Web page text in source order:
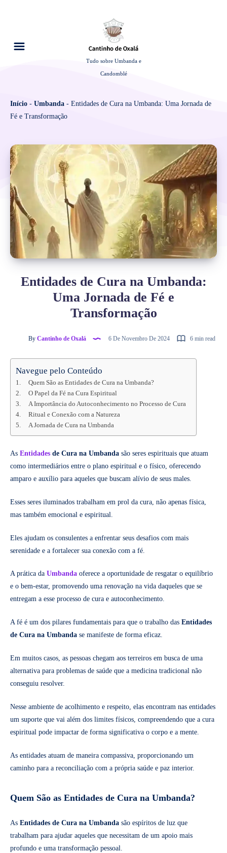
Tudo sobre Umbanda e
Candomblé
Início - Umbanda - Entidades de Cura na Umbanda: Uma Jornada de
Fé e Transformação
Entidades de Cura na Umbanda:
Uma Jornada de Fé e
Transformação
By Cantinho de Oxalá 6 De Novembro De 2024 6 min read
Navegue pelo Conteúdo
Quem São as Entidades de Cura na Umbanda?
O Papel da Fé na Cura Espiritual
A Importância do Autoconhecimento no Processo de Cura
Ritual e Conexão com a Natureza
A Jornada de Cura na Umbanda
As Entidades de Cura na Umbanda são seres espirituais que atuam
como intermediários entre o plano espiritual e o físico, oferecendo
amparo e auxílio para aqueles que buscam alívio de seus males.
Esses seres iluminados trabalham em prol da cura, não apenas física,
mas também emocional e espiritual.
Eles ajudam os consulentes a enfrentar seus desafios com mais
serenidade e a fortalecer sua conexão com a fé.
A prática da Umbanda oferece a oportunidade de resgatar o equilíbrio
e o bem-estar, promovendo uma renovação na vida daqueles que se
entregam a esse processo de cura e autoconhecimento.
A fé é um dos pilares fundamentais para que o trabalho das Entidades
de Cura na Umbanda se manifeste de forma eficaz.
Em muitos casos, as pessoas chegam aos terreiros em busca de uma
alternativa para problemas de saúde que a medicina tradicional não
conseguiu resolver.
Nesse ambiente de acolhimento e respeito, elas encontram nas entidades
um suporte que vai além dos limites físicos, compreendendo que a cura
espiritual pode impactar de forma significativa o corpo e a mente.
As entidades atuam de maneira compassiva, proporcionando um
caminho para a reconciliação com a própria saúde e paz interior.
Quem São as Entidades de Cura na Umbanda?
As Entidades de Cura na Umbanda são espíritos de luz que
trabalham para ajudar aqueles que necessitam de um apoio mais
profundo e uma transformação pessoal.